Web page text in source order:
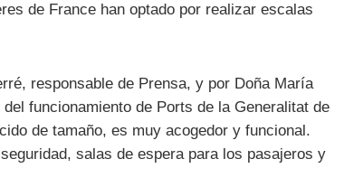
de France han optado por realizar escalas
responsable de Prensa, y por Doña María
funcionamiento de Ports de la Generalitat de
de tamaño, es muy acogedor y funcional.
salas de espera para los pasajeros y